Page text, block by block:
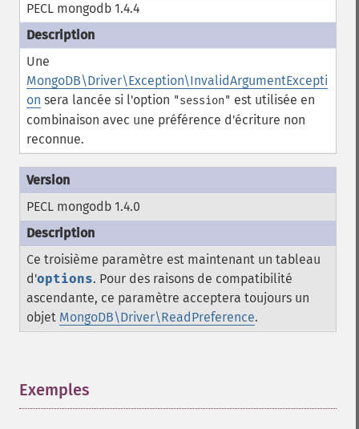
PECL mongodb 1.4.4
Une
MongoDB\Driver\Exception\InvalidArgumentExcepti
on sera lancée si l'option "session" est utilisée en
combinaison avec une préférence d'écriture non
reconnue.
PECL mongodb 1.4.0
Ce troisième paramètre est maintenant un tableau
d'options. Pour des raisons de compatibilité
ascendante, ce paramètre acceptera toujours un
objet MongoDB\Driver\ReadPreference.
Exemples